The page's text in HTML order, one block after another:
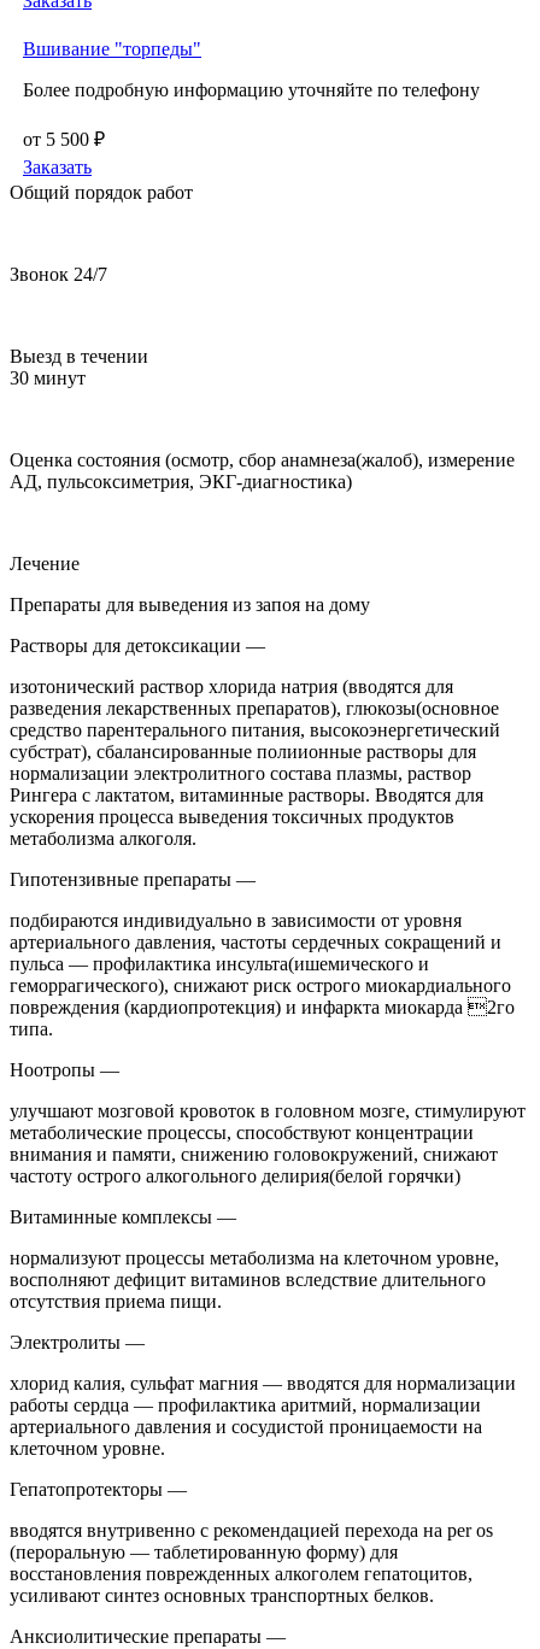
Вшивание "торпеды"
Более подробную информацию уточняйте по телефону
от 5 500 ₽
Заказать
Общий порядок работ
Звонок 24/7
Выезд в течении
30 минут
Оценка состояния (осмотр, сбор анамнеза(жалоб), измерение
АД, пульсоксиметрия, ЭКГ-диагностика)
Лечение
Препараты для выведения из запоя на дому
Растворы для детоксикации —
изотонический раствор хлорида натрия (вводятся для
разведения лекарственных препаратов), глюкозы(основное
средство парентерального питания, высокоэнергетический
субстрат), сбалансированные полиионные растворы для
нормализации электролитного состава плазмы, раствор
Рингера с лактатом, витаминные растворы. Вводятся для
ускорения процесса выведения токсичных продуктов
метаболизма алкоголя.
Гипотензивные препараты —
подбираются индивидуально в зависимости от уровня
артериального давления, частоты сердечных сокращений и
пульса — профилактика инсульта(ишемического и
геморрагического), снижают риск острого миокардиального
повреждения (кардиопротекция) и инфаркта миокарда 2го
типа.
Ноотропы —
улучшают мозговой кровоток в головном мозге, стимулируют
метаболические процессы, способствуют концентрации
внимания и памяти, снижению головокружений, снижают
частоту острого алкогольного делирия(белой горячки)
Витаминные комплексы —
нормализуют процессы метаболизма на клеточном уровне,
восполняют дефицит витаминов вследствие длительного
отсутствия приема пищи.
Электролиты —
хлорид калия, сульфат магния — вводятся для нормализации
работы сердца — профилактика аритмий, нормализации
артериального давления и сосудистой проницаемости на
клеточном уровне.
Гепатопротекторы —
вводятся внутривенно с рекомендацией перехода на per os
(пероральную — таблетированную форму) для
восстановления поврежденных алкоголем гепатоцитов,
усиливают синтез основных транспортных белков.
Анксиолитические препараты —